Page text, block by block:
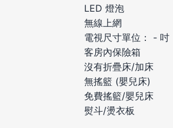
LED 燈泡
無線上網
電視尺寸單位： - 吋
客房內保險箱
沒有折疊床/加床
無搖籃 (嬰兒床)
免費搖籃/嬰兒床
熨斗/燙衣板